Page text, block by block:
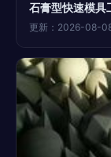
石膏型快速模具
更新：2026-08-